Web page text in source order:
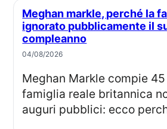
Meghan markle, perché la famiglia reale ha
ignorato pubblicamente il
compleanno
04/08/2026
Meghan Markle compie 45 anni, ma dalla
famiglia reale britannica
auguri pubblici: ecco